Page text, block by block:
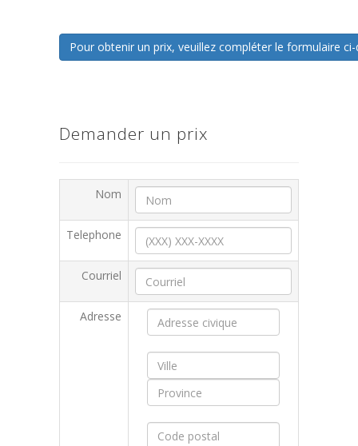
Pour obtenir un prix, veuillez compléter le formulaire
Demander un prix
Nom
Telephone
Courriel
Adresse